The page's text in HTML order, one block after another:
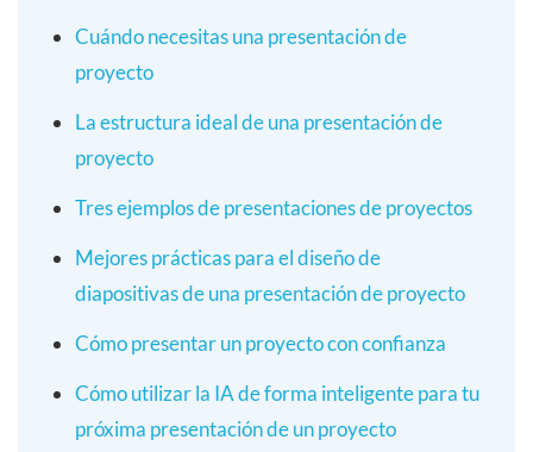
Cuándo necesitas una presentación de
proyecto
La estructura ideal de una presentación de
proyecto
Tres ejemplos de presentaciones de proyectos
Mejores prácticas para el diseño de
diapositivas de una presentación de proyecto
Cómo presentar un proyecto con confianza
Cómo utilizar la IA de forma inteligente para tu
próxima presentación de un proyecto